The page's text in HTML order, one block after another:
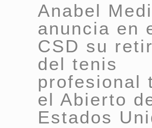
Anabel
anuncia en
CSD su
del tenis
profesional
el Abierto
Estados